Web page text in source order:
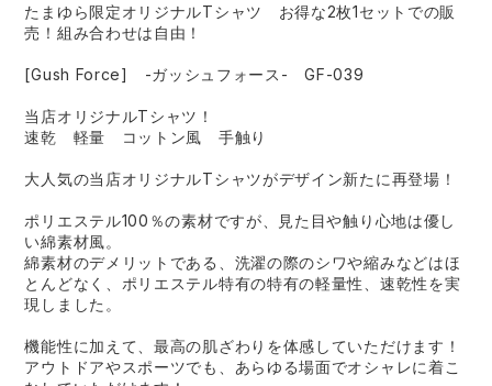
たまゆら限定オリジナルTシャツ お得な2枚1セットでの販
売！組み合わせは自由！
[Gush Force] -ガッシュフォース- GF-039
当店オリジナルTシャツ！
速乾 軽量 コットン風 手触り
大人気の当店オリジナルTシャツがデザイン新たに再登場！
ポリエステル100％の素材ですが、見た目や触り心地は優し
い綿素材風。
綿素材のデメリットである、洗濯の際のシワや縮みなどはほ
とんどなく、ポリエステル特有の特有の軽量性、速乾性を実
現しました。
機能性に加えて、最高の肌ざわりを体感していただけます！
アウトドアやスポーツでも、あらゆる場面でオシャレに着こ